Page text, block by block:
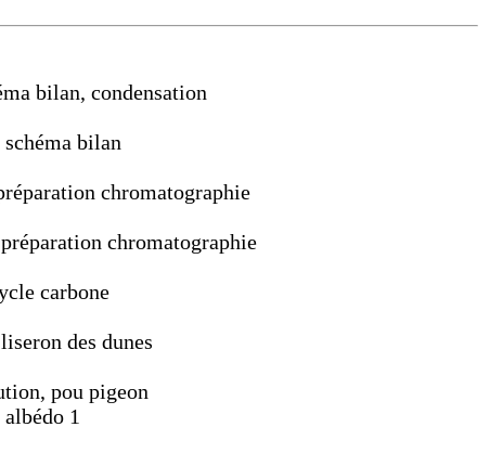
bilan, condensation
bilan
chromatographie
chromatographie
carbone
des dunes
pou pigeon
1